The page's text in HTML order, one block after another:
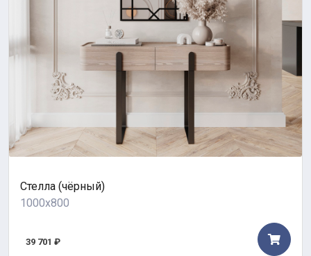
Стелла (чёрный)
1000x800
39 701 ₽